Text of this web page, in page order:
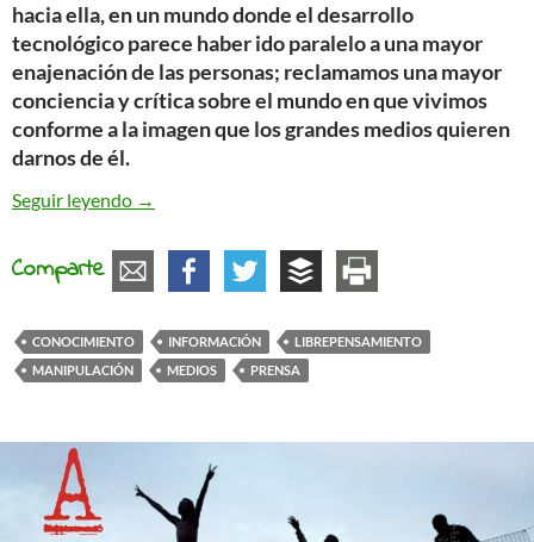
hacia ella, en un mundo donde el desarrollo
tecnológico parece haber ido paralelo a una mayor
enajenación de las personas; reclamamos una mayor
conciencia y crítica sobre el mundo en que vivimos
conforme a la imagen que los grandes medios quieren
darnos de él.
Seguir leyendo La auténtica información
→
Comparte
CONOCIMIENTO INFORMACIÓN
LIBREPENSAMIENTO
MANIPULACIÓN
MEDIOS PRENSA